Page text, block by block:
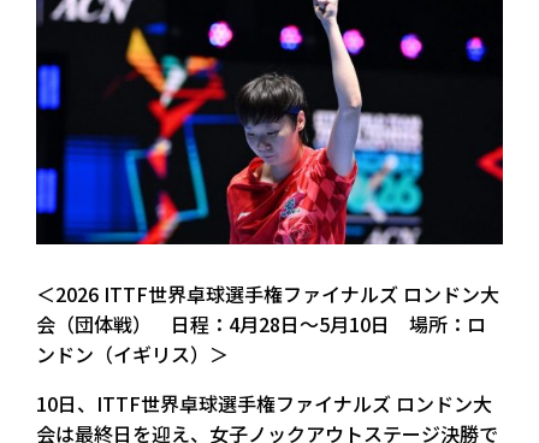
＜2026 ITTF世界卓球選手権ファイナルズ ロンドン大
会（団体戦） 日程：4月28日～5月10日 場所：ロ
ンドン（イギリス）＞
10日、ITTF世界卓球選手権ファイナルズ ロンドン大
会は最終日を迎え、女子ノックアウトステージ決勝で